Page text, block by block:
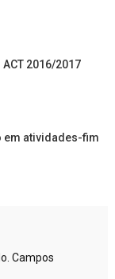
2016/2017
em atividades-fim
Campos